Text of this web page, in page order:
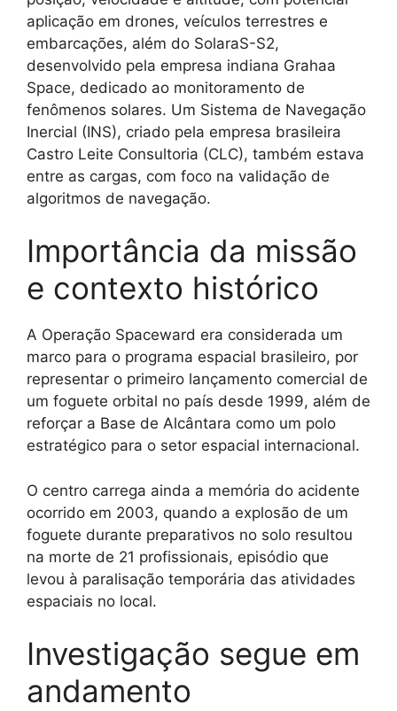
aplicação em drones, veículos terrestres e
embarcações, além do SolaraS-S2,
desenvolvido pela empresa indiana Grahaa
Space, dedicado ao monitoramento de
fenômenos solares. Um Sistema de Navegação
Inercial (INS), criado pela empresa brasileira
Castro Leite Consultoria (CLC), também estava
entre as cargas, com foco na validação de
algoritmos de navegação.
Importância da missão
e contexto histórico
A Operação Spaceward era considerada um
marco para o programa espacial brasileiro, por
representar o primeiro lançamento comercial de
um foguete orbital no país desde 1999, além de
reforçar a Base de Alcântara como um polo
estratégico para o setor espacial internacional.
O centro carrega ainda a memória do acidente
ocorrido em 2003, quando a explosão de um
foguete durante preparativos no solo resultou
na morte de 21 profissionais, episódio que
levou à paralisação temporária das atividades
espaciais no local.
Investigação segue em
andamento